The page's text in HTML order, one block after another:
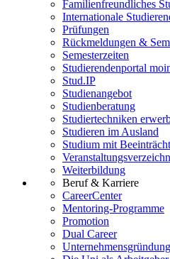
Familienfreundliches
Internationale
Prüfungen
Rückmeldungen &
Semesterzeiten
Studierendenportal
Stud.IP
Studienangebot
Studienberatung
Studiertechniken
Studieren im Ausland
Studium mit
Weiterbildung
Beruf & Karriere
CareerCenter
Mentoring-Programme
Promotion
Dual Career
Unternehmensgründung